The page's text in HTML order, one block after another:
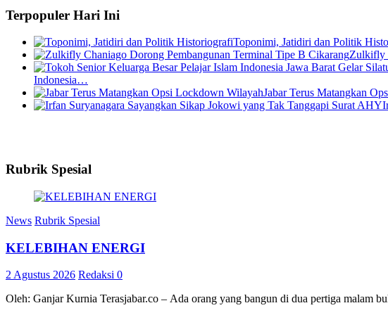
Terpopuler Hari Ini
Toponimi, Jatidiri dan Politik
Zulkifly
Indonesia…
Jabar Terus Matangkan
Rubrik Spesial
News Rubrik Spesial
KELEBIHAN ENERGI
2 Agustus 2026 Redaksi 0
Oleh: Ganjar Kurnia Terasjabar.co – Ada orang yang bangun di dua pertiga malam